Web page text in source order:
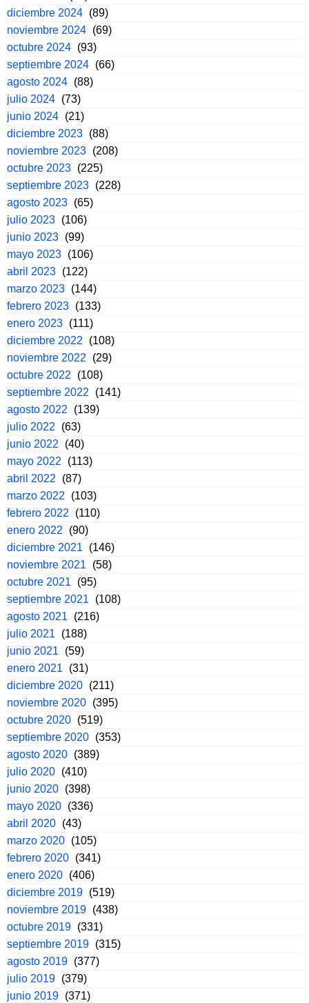
diciembre 2024 (89)
noviembre 2024 (69)
octubre 2024 (93)
septiembre 2024 (66)
agosto 2024 (88)
julio 2024 (73)
junio 2024 (21)
diciembre 2023 (88)
noviembre 2023 (208)
octubre 2023 (225)
septiembre 2023 (228)
agosto 2023 (65)
julio 2023 (106)
junio 2023 (99)
mayo 2023 (106)
abril 2023 (122)
marzo 2023 (144)
febrero 2023 (133)
enero 2023 (111)
diciembre 2022
(108)
noviembre 2022
(29)
octubre 2022
(108)
septiembre 2022
(141)
agosto 2022
(139)
julio 2022
(63)
junio 2022
(40)
mayo 2022
(113)
abril 2022
(87)
marzo 2022
(103)
febrero 2022
(110)
enero 2022
(90)
diciembre 2021
(146)
noviembre 2021
(58)
octubre 2021
(95)
septiembre 2021
(108)
agosto 2021
(216)
julio 2021
(188)
junio 2021
(59)
enero 2021
(31)
diciembre 2020 (211)
noviembre 2020 (395)
octubre 2020 (519)
septiembre 2020 (353)
agosto 2020 (389)
julio 2020 (410)
junio 2020 (398)
mayo 2020 (336)
abril 2020 (43)
marzo 2020 (105)
febrero 2020 (341)
enero 2020 (406)
diciembre 2019 (519)
noviembre 2019 (438)
octubre 2019 (331)
septiembre 2019 (315)
agosto 2019 (377)
julio 2019 (379)
junio 2019 (371)